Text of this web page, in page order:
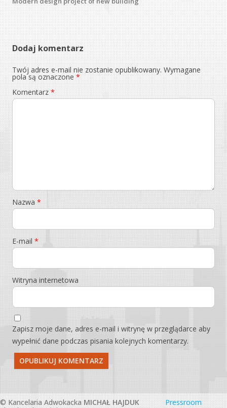
Dodaj komentarz
Twój adres e-mail nie zostanie opublikowany. Wymagane
pola są oznaczone*
Komentarz*
Nazwa*
E-mail *
Witryna internetowa
Zapisz moje dane, adres e-mail i witrynę w przeglądarce aby
wypełnić dane podczas pisania kolejnych komentarzy.
© Kancelaria AdwokackaMICHAŁ HAJDUK
Pressroom